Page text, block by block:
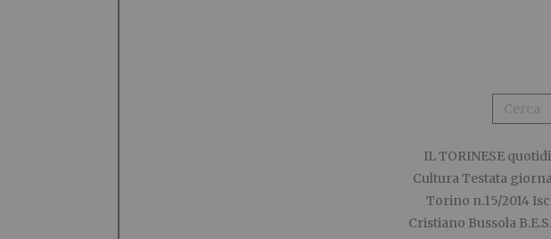
IL TORINESE
Cultura Testata
Torino n.15/2014
Cristiano Bussola